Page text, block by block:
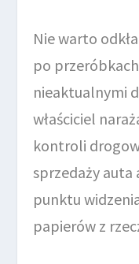
Nie warto
po
nieaktualnymi
właściciel
kontroli
sprzedaży auta
punktu
papierów z